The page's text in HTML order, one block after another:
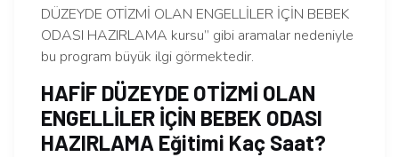
DÜZEYDE OTİZMİ OLAN ENGELLİLER İÇİN BEBEK
ODASI HAZIRLAMA kursu” gibi aramalar nedeniyle
bu program büyük ilgi görmektedir.
HAFİF DÜZEYDE OTİZMİ OLAN
ENGELLİLER İÇİN BEBEK ODASI
HAZIRLAMA Eğitimi Kaç Saat?